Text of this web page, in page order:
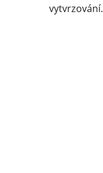
vytvrzování.